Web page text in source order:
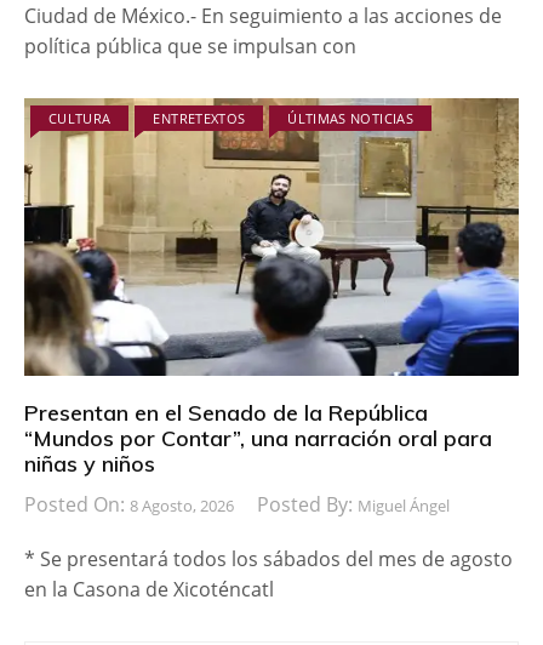
Ciudad de México.- En seguimiento a las acciones de
política pública que se impulsan con
CULTURA ENTRETEXTOS ÚLTIMAS NOTICIAS
Presentan en el Senado de la República
“Mundos por Contar”, una narración oral para
niñas y niños
Posted On: 8 Agosto, 2026 Posted By: Miguel Ángel
* Se presentará todos los sábados del mes de agosto
en la Casona de Xicoténcatl